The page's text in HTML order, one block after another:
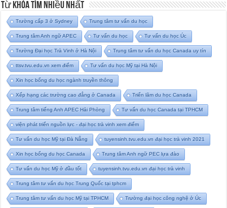
Từ Khóa Tìm Nhiều Nhất
Trường cấp 3 ở Sydney Trung tâm tư vấn du học
Trung tâm Anh ngữ APEC Tư vấn du học Tư vấn du học Úc
Trường Đại học Trà Vinh ở Hà Nội Trung tâm tư vấn du học Canada uy tín
ttsv.tvu.edu.vn xem điểm Tư vấn du học Mỹ tại Hà Nội
Xin học bổng du học ngành truyền thông
Xếp hạng các trường cao đẳng ở Canada Triển lãm du học Canada
Trung tâm tiếng Anh APEC Hải Phòng Tư vấn du học Canada tại TPHCM
viện phát triển nguồn lực - đại học trà vinh xem điểm
Tư vấn du học Mỹ tại Đà Nẵng tuyensinh.tvu.edu.vn đại học trà vinh 2021
Xin học bổng du học Canada Trung tâm Anh ngữ PEC lựa đào
Tư vấn du học Mỹ ở đầu tốt tuyensinh.tvu.edu.vn đại học trà vinh
Trung tâm tư vấn du học Trung Quốc tại tphcm
Trung tâm tư vấn du học Mỹ tại TPHCM Trường đại học công nghệ ở Úc